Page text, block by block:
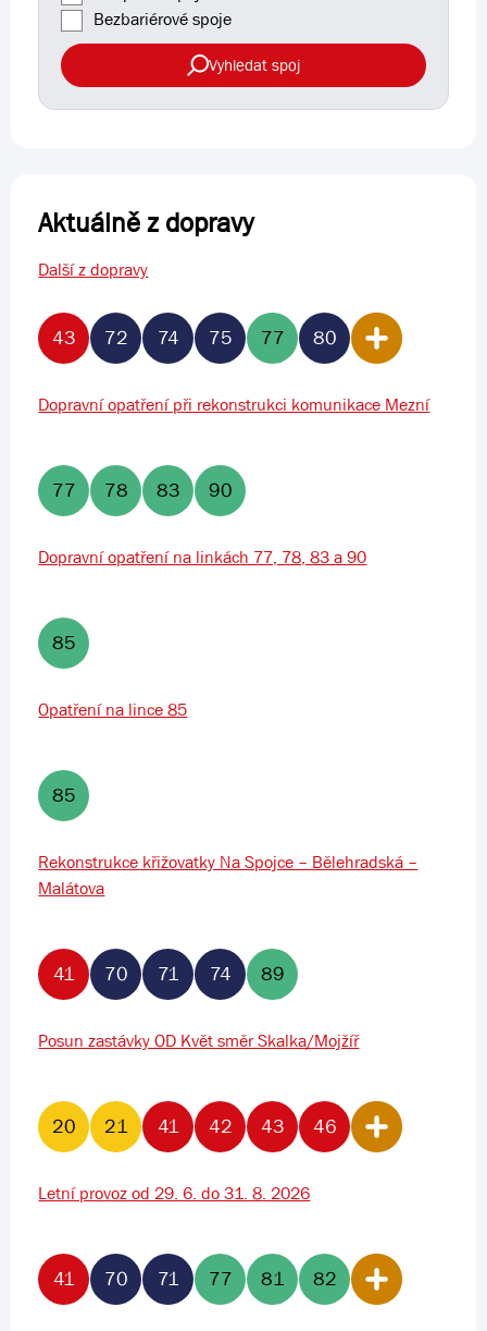
Bezbariérové spoje
Vyhledat spoj
Aktuálně z dopravy
Další z dopravy
43 72 74 75 77 80
Dopravní opatření při rekonstrukci komunikace Mezní
77 78 83 90
Dopravní opatření na linkách 77, 78, 83 a 90
85
Opatření na lince 85
85
Rekonstrukce křižovatky Na Spojce – Bělehradská –
Malátova
41 70 71 74 89
Posun zastávky OD Květ směr Skalka/Mojžíř
20 21 41 42 43 46
Letní provoz od 29. 6. do 31. 8. 2026
41 70 71 77 81 82